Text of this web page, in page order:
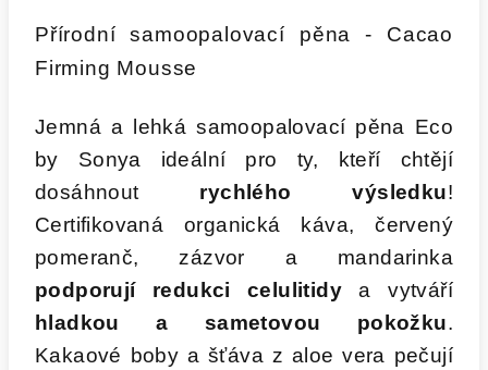
Přírodní samoopalovací pěna - Cacao
Firming Mousse
Jemná a lehká samoopalovací pěna Eco
by Sonya ideální pro ty, kteří chtějí
dosáhnout rychlého výsledku!
Certifikovaná organická káva, červený
pomeranč, zázvor a mandarinka
podporují redukci celulitidy a vytváří
hladkou a sametovou pokožku.
Kakaové boby a šťáva z aloe vera pečují